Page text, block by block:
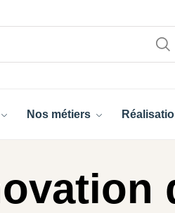
Nos métiers